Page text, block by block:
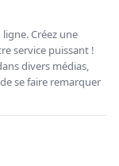
Créez une
service puissant !
divers médias,
se faire remarquer